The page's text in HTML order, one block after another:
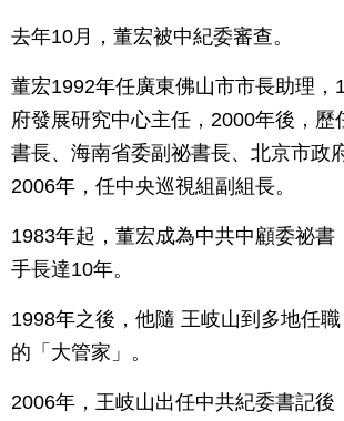
去年10月，董宏被中紀委審查。
董宏1992年任廣東佛山市市長助理，
府發展研究中心主任，2000年後，歷
書長、海南省委副祕書長、北京市政
2006年，任中央巡視組副組長。
1983年起，董宏成為中共中顧委祕書
手長達10年。
1998年之後，他隨 王岐山到多地任
的「大管家」。
2006年，王岐山出任中共紀委書記後